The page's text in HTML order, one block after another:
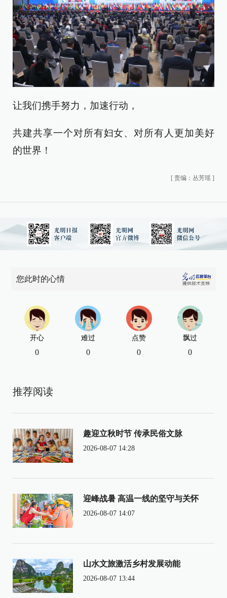
让我们携手努力，加速行动，
共建共享一个对所有妇女、对所有人更加美好
的世界！
[ 责编：丛芳瑶 ]
您此时的心情
开心
0
难过
0
点赞
0
飘过
0
推荐阅读
趣迎立秋时节 传承民俗文脉
2026-08-07 14:28
迎峰战暑 高温一线的坚守与关怀
2026-08-07 14:07
山水文旅激活乡村发展动能
2026-08-07 13:44